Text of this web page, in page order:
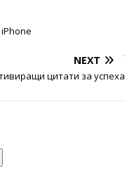
NEXT
цитати за успеха